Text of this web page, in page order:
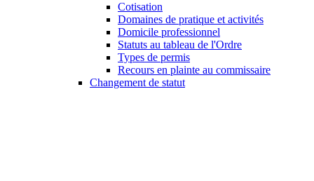
Cotisation
Domaines de pratique et activités
Domicile professionnel
Statuts au tableau de l'Ordre
Types de permis
Recours en plainte au commissaire
Changement de statut